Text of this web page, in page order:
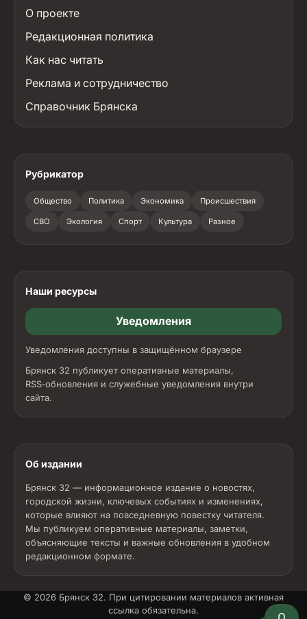
О проекте
Редакционная политика
Как нас читать
Реклама и сотрудничество
Справочник Брянска
Рубрикатор
Общество Политика Экономика Происшествия
СВО Экология Спорт Культура Разное
Наши ресурсы
Уведомления
Уведомления доступны в защищённом браузере
Брянск 32 публикует оперативные материалы,
RSS‑обновления и служебные уведомления внутри
сайта.
Об издании
Брянск 32 — информационное издание о новостях,
городской жизни, ключевых событиях и изменениях,
которые влияют на повседневную повестку читателя.
Мы публикуем оперативные материалы, заметки,
объясняющие тексты и важные обновления в удобном
редакционном формате.
© 2026 Брянск 32. При цитировании материалов активная
ссылка обязательна.